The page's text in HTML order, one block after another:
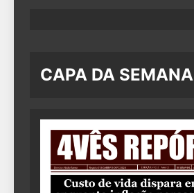
CAPA DA SEMANA